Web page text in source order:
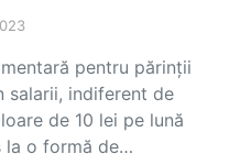
pentru părinții
salarii, indiferent de
de 10 lei pe lună
la o formă de…